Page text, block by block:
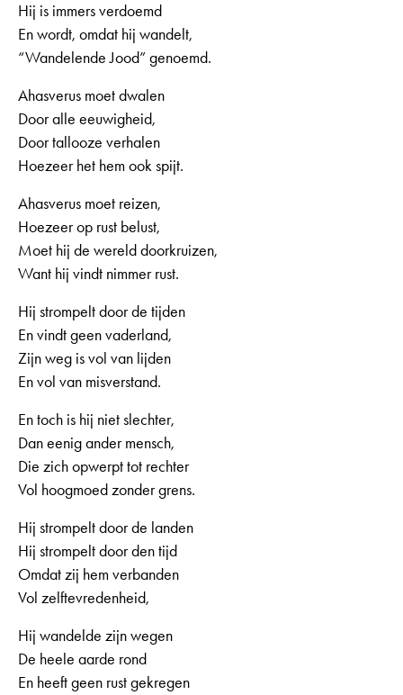
Hij is immers verdoemd
En wordt, omdat hij wandelt,
“Wandelende Jood” genoemd.
Ahasverus moet dwalen
Door alle eeuwigheid,
Door tallooze verhalen
Hoezeer het hem ook spijt.
Ahasverus moet reizen,
Hoezeer op rust belust,
Moet hij de wereld doorkruizen,
Want hij vindt nimmer rust.
Hij strompelt door de tijden
En vindt geen vaderland,
Zijn weg is vol van lijden
En vol van misverstand.
En toch is hij niet slechter,
Dan eenig ander mensch,
Die zich opwerpt tot rechter
Vol hoogmoed zonder grens.
Hij strompelt door de landen
Hij strompelt door den tijd
Omdat zij hem verbanden
Vol zelftevredenheid,
Hij wandelde zijn wegen
De heele aarde rond
En heeft geen rust gekregen